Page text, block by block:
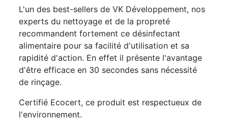
L'un des best-sellers de VK Développement, nos
experts du nettoyage et de la propreté
recommandent fortement ce désinfectant
alimentaire pour sa facilité d'utilisation et sa
rapidité d'action. En effet il présente l'avantage
d'être efficace en 30 secondes sans nécessité
de rinçage.
Certifié Ecocert, ce produit est respectueux de
l'environnement.